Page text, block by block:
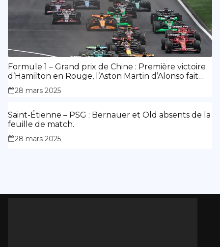
Formule 1 – Grand prix de Chine : Première victoire
d’Hamilton en Rouge, l’Aston Martin d’Alonso fait
des siennes.
28 mars 2025
Saint-Étienne – PSG : Bernauer et Old absents de la
feuille de match.
28 mars 2025